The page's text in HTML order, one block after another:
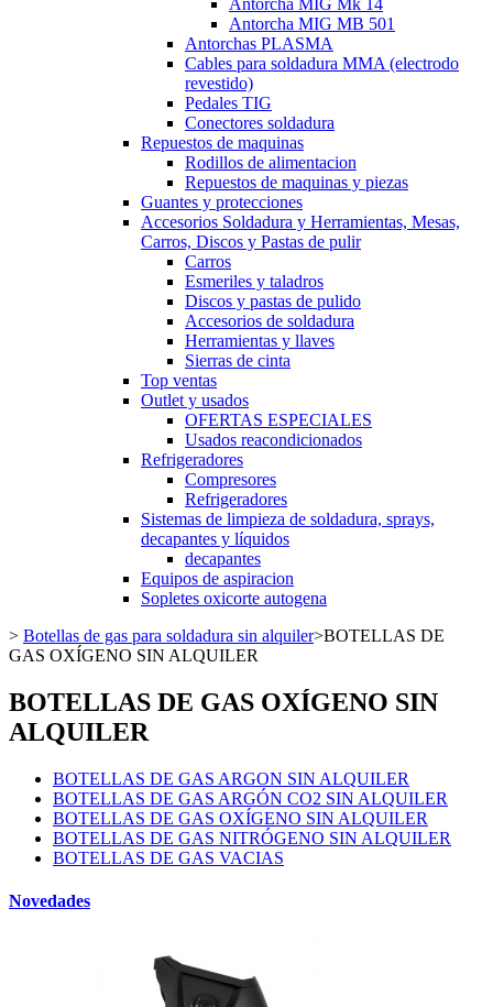
Antorcha MIG Mk 14
Antorcha MIG MB 501
Antorchas PLASMA
Cables para soldadura MMA (electrodo
revestido)
Pedales TIG
Conectores soldadura
Repuestos de maquinas
Rodillos de alimentacion
Repuestos de maquinas y piezas
Guantes y protecciones
Accesorios Soldadura y Herramientas, Mesas,
Carros, Discos y Pastas de pulir
Carros
Esmeriles y taladros
Discos y pastas de pulido
Accesorios de soldadura
Herramientas y llaves
Sierras de cinta
Top ventas
Outlet y usados
OFERTAS ESPECIALES
Usados reacondicionados
Refrigeradores
Compresores
Refrigeradores
Sistemas de limpieza de soldadura, sprays,
decapantes y líquidos
decapantes
Equipos de aspiracion
Sopletes oxicorte autogena
> Botellas de gas para soldadura sin alquiler>BOTELLAS DE
GAS OXÍGENO SIN ALQUILER
BOTELLAS DE GAS OXÍGENO SIN
ALQUILER
BOTELLAS DE GAS ARGON SIN ALQUILER
BOTELLAS DE GAS ARGÓN CO2 SIN ALQUILER
BOTELLAS DE GAS OXÍGENO SIN ALQUILER
BOTELLAS DE GAS NITRÓGENO SIN ALQUILER
BOTELLAS DE GAS VACIAS
Novedades